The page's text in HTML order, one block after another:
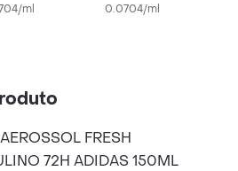
Masculino
ml
Aerossol
0.0704/ml
FRESH
72H ADIDAS 150ML